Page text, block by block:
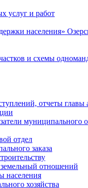
услуг и работ
населения»
и схемы
отчеты главы
муниципального
отдел
заказа
отношений
населения
хозяйства